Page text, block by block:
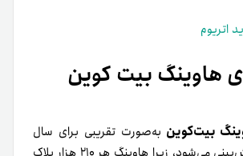
اتریوم
هاوینگ بیت‌ کوین
بیت‌کوین به‌صورت تقریبی برای سال